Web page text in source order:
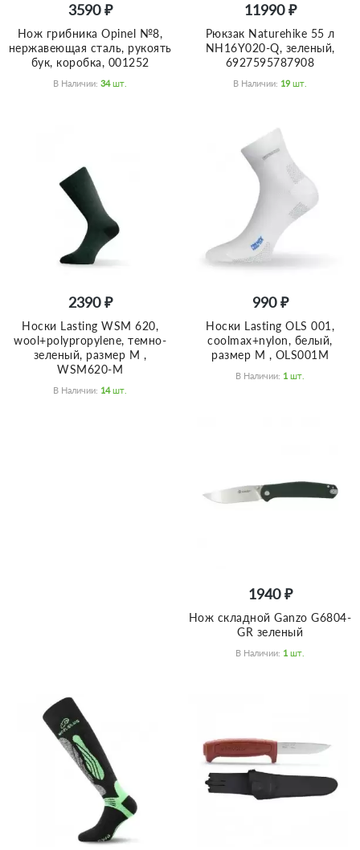
3590 ₽
Нож грибника Opinel №8,
нержавеющая сталь, рукоять
бук, коробка, 001252
В Наличии: 34 Шт.
11990 ₽
Рюкзак Naturehike 55 л
NH16Y020-Q, зеленый,
6927595787908
В Наличии: 19 Шт.
2390 ₽
Носки Lasting WSM 620,
wool+polypropylene, темно-
зеленый, размер M ,
WSM620-M
В Наличии: 14 Шт.
990 ₽
Носки Lasting OLS 001,
coolmax+nylon, белый,
размер M , OLS001M
В Наличии: 1 Шт.
1940 ₽
Нож складной Ganzo G6804-
GR зеленый
В Наличии: 1 Шт.